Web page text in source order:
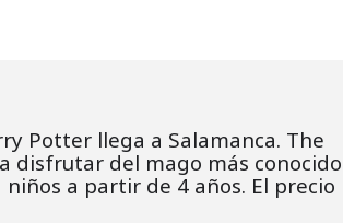
Potter llega a Salamanca. The
disfrutar del mago más conocido
a partir de 4 años. El precio